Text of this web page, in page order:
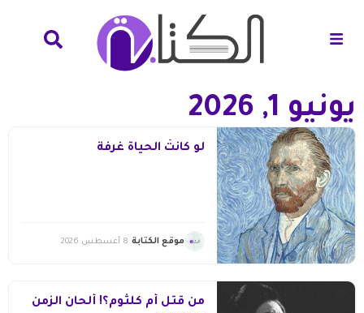
يونيو 1, 2026
لو كانتْ الحياةُ غرفةً
موقع الكتابة 8 أغسطس 2026
من قتل أم كلثوم؟! ألحان الزمن